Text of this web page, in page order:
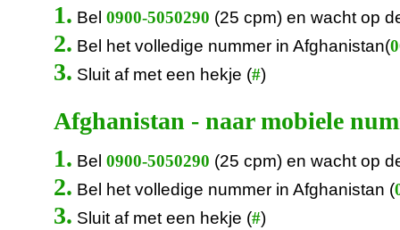
1. Bel 0900-5050290 (25 cpm) en wacht op
2. Bel het volledige nummer in Afghanistan(
3. Sluit af met een hekje (#)
Afghanistan - naar mobiele
1. Bel 0900-5050290 (25 cpm) en wacht op
2. Bel het volledige nummer in Afghanistan (
3. Sluit af met een hekje (#)